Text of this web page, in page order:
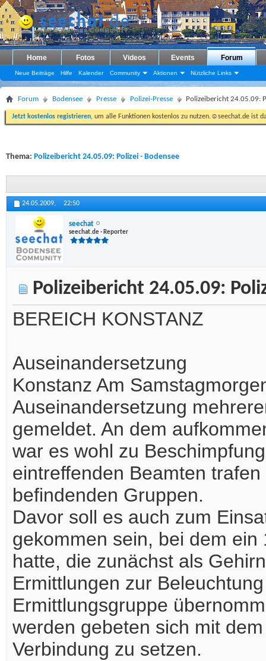
Home Fotos Videos Events Forum
Neue Beiträge Hilfe Kalender Community Aktionen Nützliche Links
Forum Bodensee Presse Polizei-Presse Polizeibericht 24.05.09:
Jetzt kostenlos registrieren, um alle Funktionen kostenlos zu nutzen.☺seechat.de ist
Thema: Polizeibericht 24.05.09: Polizei - Bodensee
24.05.2009, 22:50
seechat
seechat.de - Reporter
Polizeibericht 24.05.09:
BEREICH KONSTANZ
Auseinandersetzung
Konstanz Am
Auseinandersetzung
gemeldet. An dem
war es wohl zu
eintreffenden Beamten
befindenden Gruppen.
Davor soll es auch zum
gekommen sein, bei dem
hatte, die zunächst als
Ermittlungen zur
Ermittlungsgruppe
werden gebeten sich mit
Verbindung zu setzen.